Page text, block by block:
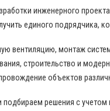
инженерного
единого подрядчика,
вентиляцию, монтаж
строительство и
объектов
решения с